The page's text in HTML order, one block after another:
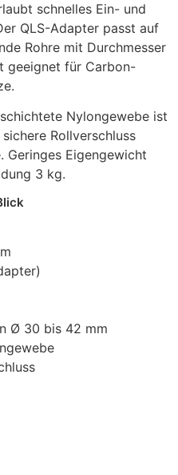
schnelles Ein- und
QLS-Adapter passt auf
Rohre mit Durchmesser
geeignet für Carbon-
Nylongewebe ist
Rollverschluss
Geringes Eigengewicht
3 kg.
Ø 30 bis 42 mm